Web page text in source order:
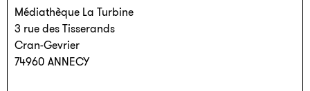
Médiathèque La Turbine
3 rue des Tisserands
Cran-Gevrier
74960 ANNECY